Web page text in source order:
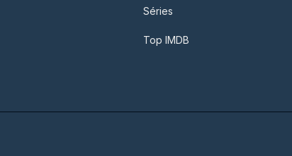
Séries
Top IMDB